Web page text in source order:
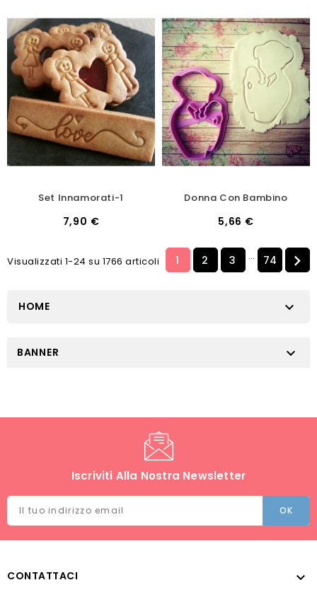
Set Innamorati-1
7,90 €
Donna Con Bambino
5,66 €
Visualizzati 1-24 su 1766 articoli 1 2 3 … 74 
HOME 
BANNER 
Iscriviti Alla Nostra Newsletter
CONTATTACI 